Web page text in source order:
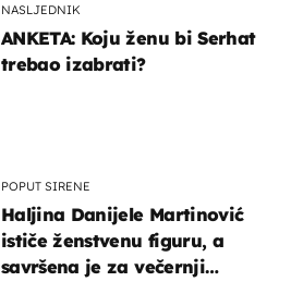
NASLJEDNIK
ANKETA: Koju ženu bi Serhat
trebao izabrati?
POPUT SIRENE
Haljina Danijele Martinović
ističe ženstvenu figuru, a
savršena je za večernji